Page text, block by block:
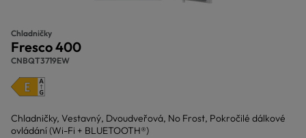
Chladničky
Fresco 400
CNBQT3719EW
Chladničky, Vestavný, Dvoudveřová, No Frost, Pokročilé dálkové
ovládání (Wi-Fi + BLUETOOTH®)